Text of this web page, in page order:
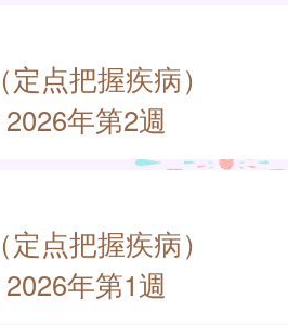
点把握疾病）
年第2週
点把握疾病）
年第1週